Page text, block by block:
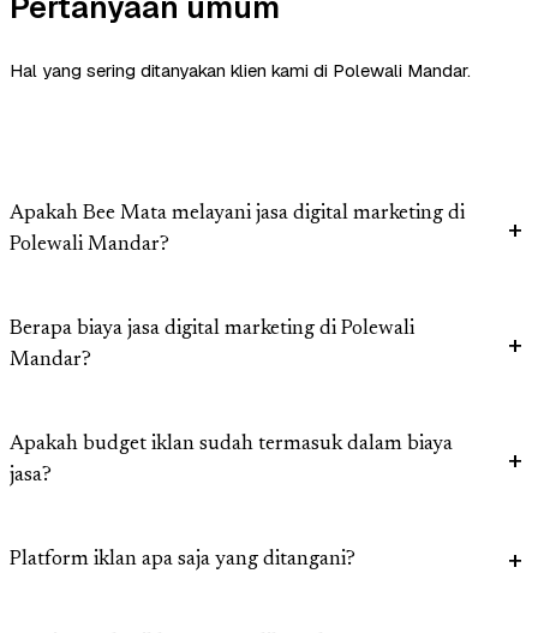
Hal yang sering ditanyakan klien kami di Polewali Mandar.
Apakah Bee Mata melayani jasa digital marketing di
Polewali Mandar?
Berapa biaya jasa digital marketing di Polewali
Mandar?
Apakah budget iklan sudah termasuk dalam biaya
jasa?
Platform iklan apa saja yang ditangani?